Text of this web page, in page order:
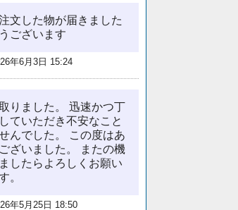
文した物が届きました
ございます
年6月3日 15:24
りました。 迅速かつ丁
ていただき不安なこと
んでした。 この度はあ
ざいました。 またの機
したらよろしくお願い
。
年5月25日 18:50